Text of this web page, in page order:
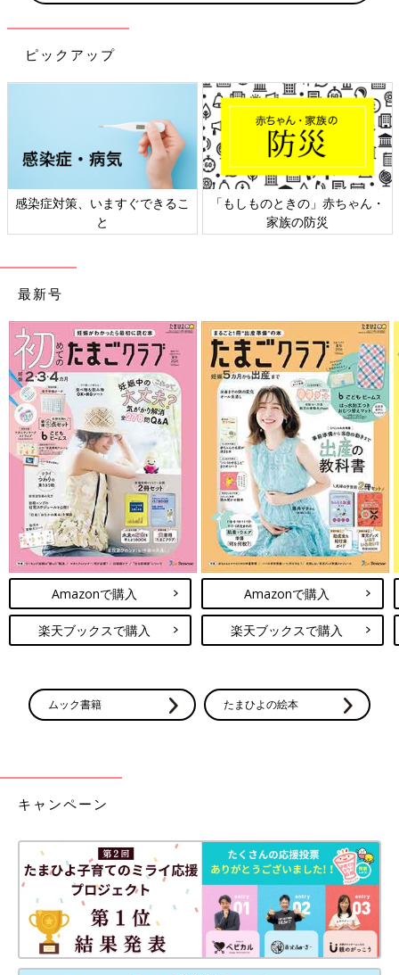
ピックアップ
感染症対策、いますぐできるこ
と
「もしものときの」赤ちゃん・
家族の防災
最新号
Amazonで購入
楽天ブックスで購入
Amazonで購入
楽天ブックスで購入
ムック書籍 たまひよの絵本
キャンペーン